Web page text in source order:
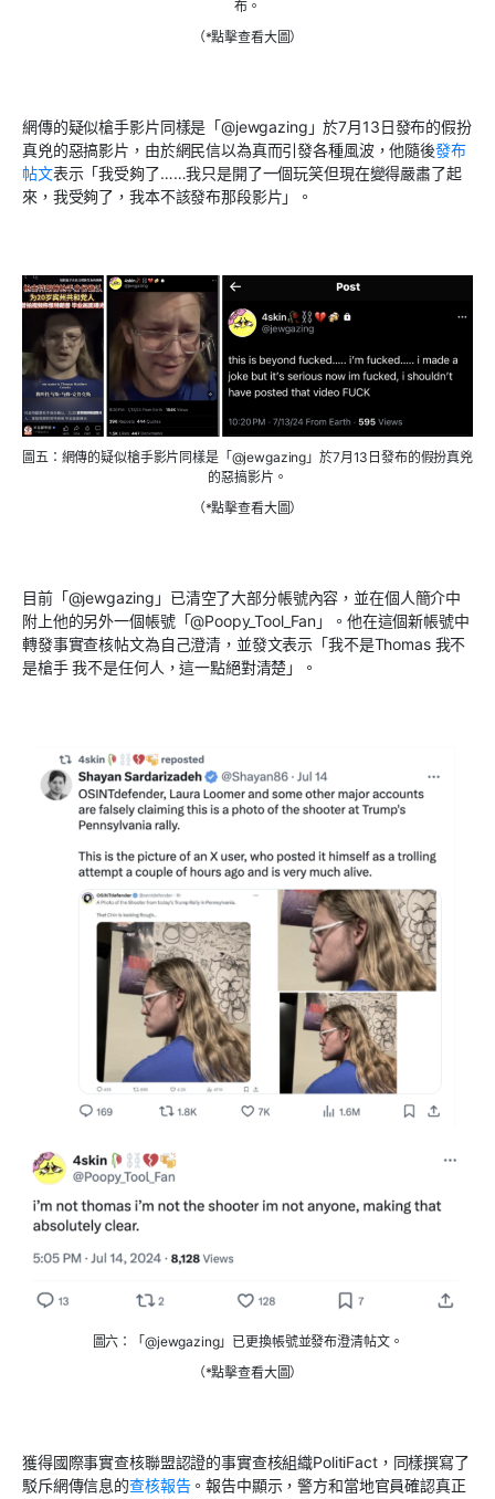
布。
（*點擊查看大圖）
網傳的疑似槍手影片同樣是「@jewgazing 」於7月13日發布的假扮
真兇的惡搞影片，由於網民信以為真而引發各種風波，他隨後發布
帖文表示「我受夠了……我只是開了一個玩笑但現在變得嚴肅了起
來，我受夠了，我本不該發布那段影片」。
圖五：網傳的疑似槍手影片同樣是「@jewgazing」於7月13日發布的假扮真兇
的惡搞影片。
（*點擊查看大圖）
目前「@jewgazing」已清空了大部分帳號內容，並在個人簡介中
附上他的另外一個帳號「@Poopy_Tool_Fan」。他在這個新帳號中
轉發事實查核帖文為自己澄清，並發文表示「我不是Thomas 我不
是槍手 我不是任何人，這一點絕對清楚」。
圖六：「@jewgazing」已更換帳號並發布澄清帖文。
（*點擊查看大圖）
獲得國際事實查核聯盟認證的事實查核組織PolitiFact，同樣撰寫了
駁斥網傳信息的查核報告。報告中顯示，警方和當地官員確認真正